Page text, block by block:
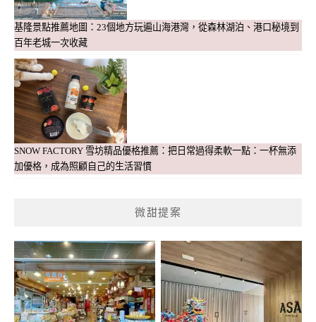
基隆景點推薦地圖：23個地方玩遍山海港灣，從森林湖泊、港口秘境到
百年老城一次收藏
SNOW FACTORY 雪坊精品優格推薦：把日常過得柔軟一點：一杯無添
加優格，成為照顧自己的生活習慣
微甜提案